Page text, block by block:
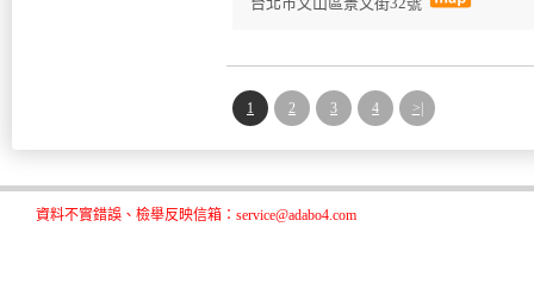
1 2 3 4 >|
資料不實錯誤、檢舉反映信箱：service@adabo4.com